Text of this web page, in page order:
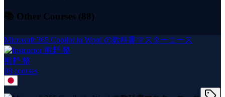
📚 Other Courses (88)
Microsoft 365 Copilot in Word の教科書マスターコース
熊野 整
88 courses